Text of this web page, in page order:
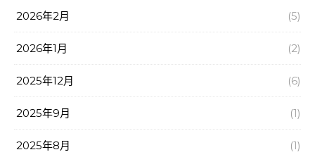
2026年2月 (5)
2026年1月 (2)
2025年12月 (6)
2025年9月 (1)
2025年8月 (1)